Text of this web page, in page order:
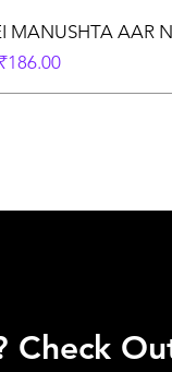
MANUSHTA AAR
Sale Price
₹186.00
Check